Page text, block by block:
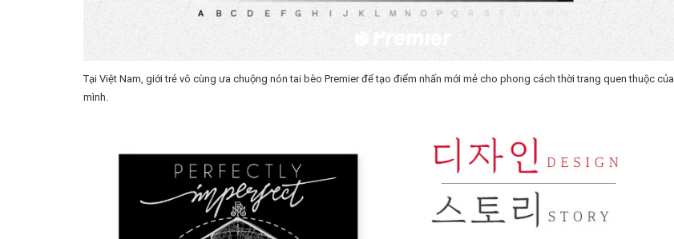
Tại Việt Nam, giới trẻ vô cùng ưa chuộng nón tai bèo Premier để tạo điểm nhấn mới mẻ cho phong cách thời trang quen thuộc của
mình.